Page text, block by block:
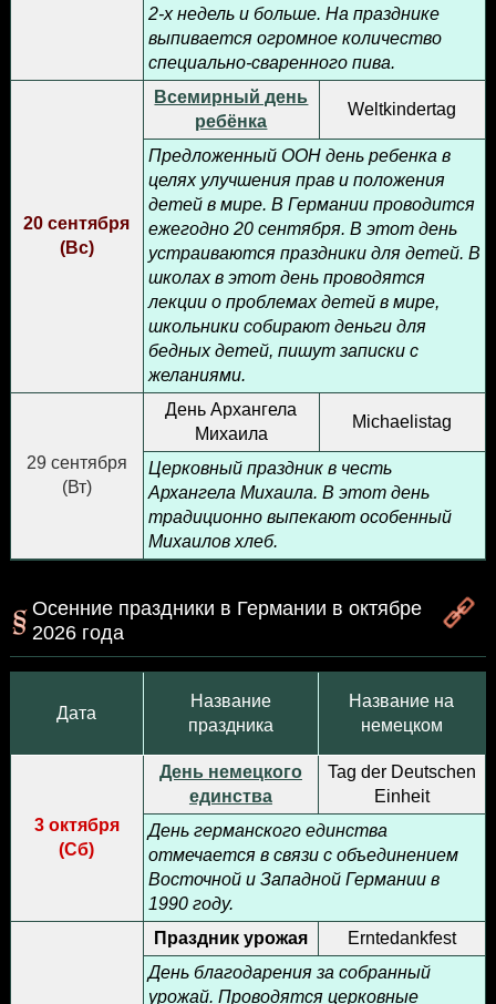
2-х недель и больше. На празднике
выпивается огромное количество
специально-сваренного пива.
20 сентября
(Вс)
Всемирный день
ребёнка
Weltkindertag
Предложенный ООН день ребенка в
целях улучшения прав и положения
детей в мире. В Германии проводится
ежегодно 20 сентября. В этот день
устраиваются праздники для детей. В
школах в этот день проводятся
лекции о проблемах детей в мире,
школьники собирают деньги для
бедных детей, пишут записки с
желаниями.
29 сентября
(Вт)
День Архангела
Михаила
Michaelistag
Церковный праздник в честь
Архангела Михаила. В этот день
традиционно выпекают особенный
Михаилов хлеб.
Осенние праздники в Германии в октябре
2026 года
Дата
Название
праздника
Название на
немецком
3 октября
(Сб)
День немецкого
единства
Tag der Deutschen
Einheit
День германского единства
отмечается в связи с объединением
Восточной и Западной Германии в
1990 году.
Праздник урожая
Erntedankfest
День благодарения за собранный
урожай. Проводятся церковные